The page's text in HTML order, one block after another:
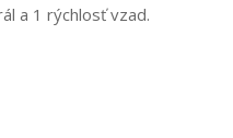
a 1 rýchlosť vzad.